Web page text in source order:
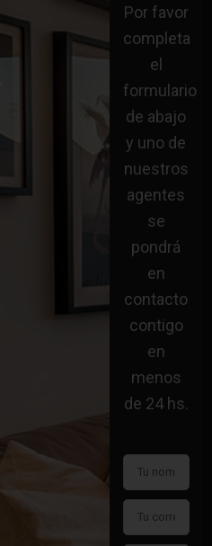
Por favor
completa
el
formulario
de abajo
y uno de
nuestros
agentes
se
pondrá
en
contacto
contigo
en
menos
de 24 hs.